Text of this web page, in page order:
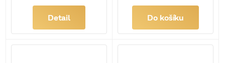
Detail Do košíku